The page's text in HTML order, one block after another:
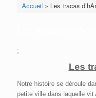
Accueil » Les tracas
;
Les
Notre histoire se déroule
petite ville dans laquelle vit